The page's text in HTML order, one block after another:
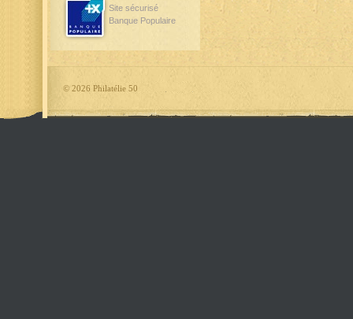
Site sécurisé
Banque Populaire
© 2026 Philatélie 50